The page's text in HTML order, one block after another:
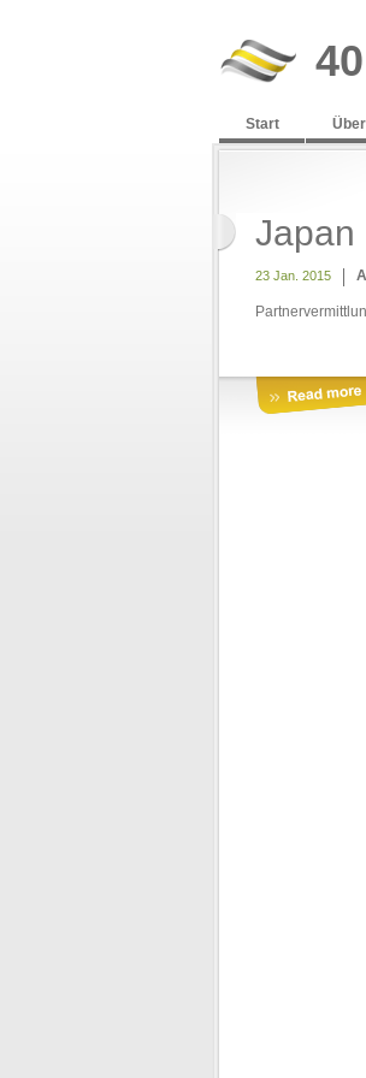
Start
23 Jan. 2015